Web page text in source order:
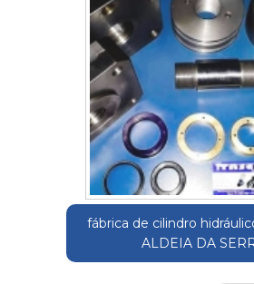
fábrica de cilindro
ALDEIA DA